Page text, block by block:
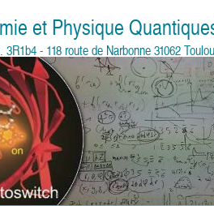
et Physique
- 118 route de Narbonne 31062